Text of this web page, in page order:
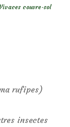
couvre-sol
rufipes)
insectes